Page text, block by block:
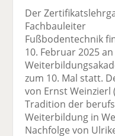
Der
Fachbauleiter
Fußbodentechnik
10. Februar 2025
zum 10. Mal statt.
von Ernst Weinzierl
Tradition der
Weiterbildung in
Nachfolge von